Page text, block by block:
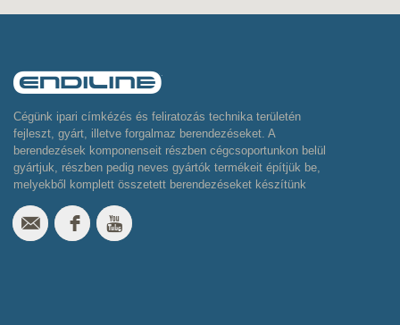
Cégünk ipari címkézés és feliratozás technika területén
fejleszt, gyárt, illetve forgalmaz berendezéseket. A
berendezések komponenseit részben cégcsoportunkon belül
gyártjuk, részben pedig neves gyártók termékeit építjük be,
melyekből komplett összetett berendezéseket készítünk